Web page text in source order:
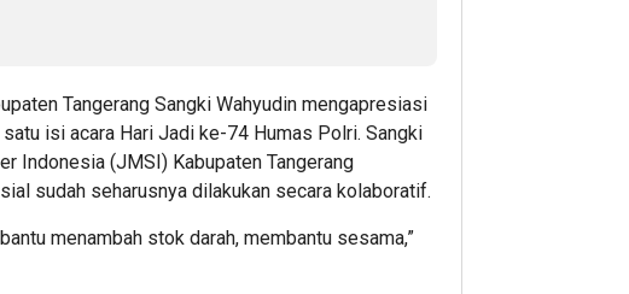
Tangerang Sangki Wahyudin mengapresiasi
isi acara Hari Jadi ke-74 Humas Polri. Sangki
Indonesia (JMSI) Kabupaten Tangerang
sudah seharusnya dilakukan secara kolaboratif.
menambah stok darah, membantu sesama,”